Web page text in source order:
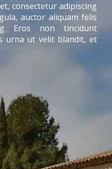
consectetur adipiscing
auctor aliquam felis
Eros non tincidunt
urna ut velit blandit, et